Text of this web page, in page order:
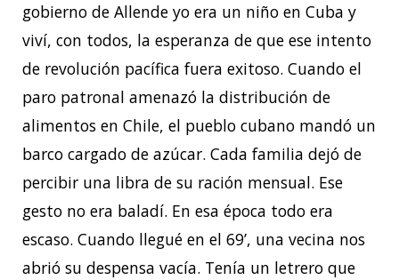
gobierno de Allende yo era un niño en Cuba y
viví, con todos, la esperanza de que ese intento
de revolución pacífica fuera exitoso. Cuando el
paro patronal amenazó la distribución de
alimentos en Chile, el pueblo cubano mandó un
barco cargado de azúcar. Cada familia dejó de
percibir una libra de su ración mensual. Ese
gesto no era baladí. En esa época todo era
escaso. Cuando llegué en el 69’, una vecina nos
abrió su despensa vacía. Tenía un letrero que